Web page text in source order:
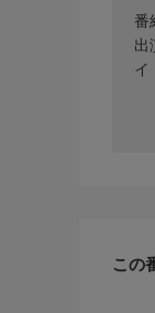
番
出
イ
この